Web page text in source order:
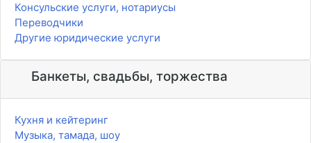
Консульские услуги, нотариусы
Переводчики
Другие юридические услуги
Банкеты, свадьбы, торжества
Кухня и кейтеринг
Музыка, тамада, шоу